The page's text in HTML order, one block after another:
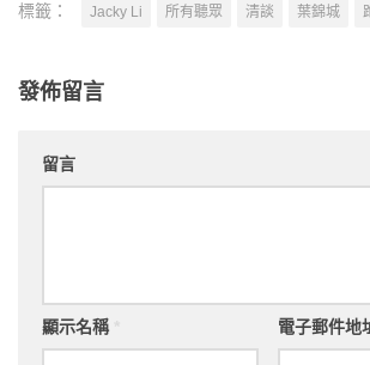
標籤： Jacky Li 所有聽眾 清談 葉錦城
發佈留言
留言
顯示名稱 電子郵件地